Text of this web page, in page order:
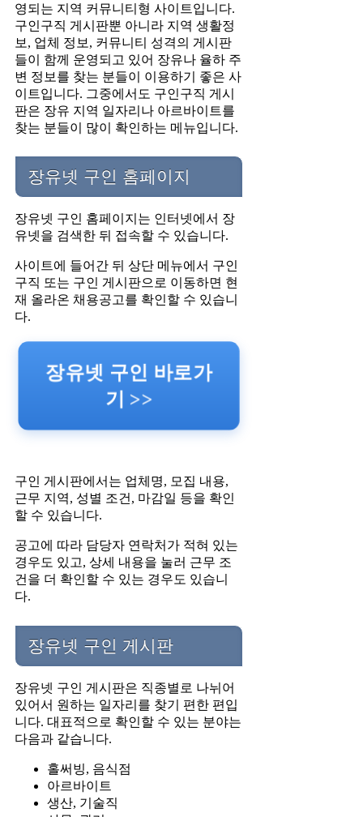
영되는 지역 커뮤니티형 사이트입니다.
구인구직 게시판뿐 아니라 지역 생활정
보, 업체 정보, 커뮤니티 성격의 게시판
들이 함께 운영되고 있어 장유나 율하 주
변 정보를 찾는 분들이 이용하기 좋은 사
이트입니다. 그중에서도 구인구직 게시
판은 장유 지역 일자리나 아르바이트를
찾는 분들이 많이 확인하는 메뉴입니다.
장유넷 구인 홈페이지
장유넷 구인 홈페이지는 인터넷에서 장
유넷을 검색한 뒤 접속할 수 있습니다.
사이트에 들어간 뒤 상단 메뉴에서 구인
구직 또는 구인 게시판으로 이동하면 현
재 올라온 채용공고를 확인할 수 있습니
다.
장유넷 구인 바로가
기 >>
구인 게시판에서는 업체명, 모집 내용,
근무 지역, 성별 조건, 마감일 등을 확인
할 수 있습니다.
공고에 따라 담당자 연락처가 적혀 있는
경우도 있고, 상세 내용을 눌러 근무 조
건을 더 확인할 수 있는 경우도 있습니
다.
장유넷 구인 게시판
장유넷 구인 게시판은 직종별로 나뉘어
있어서 원하는 일자리를 찾기 편한 편입
니다. 대표적으로 확인할 수 있는 분야는
다음과 같습니다.
홀써빙, 음식점
아르바이트
생산, 기술직